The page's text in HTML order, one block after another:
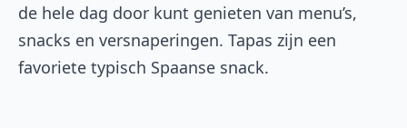
de hele dag door kunt genieten van menu’s,
snacks en versnaperingen. Tapas zijn een
favoriete typisch Spaanse snack.